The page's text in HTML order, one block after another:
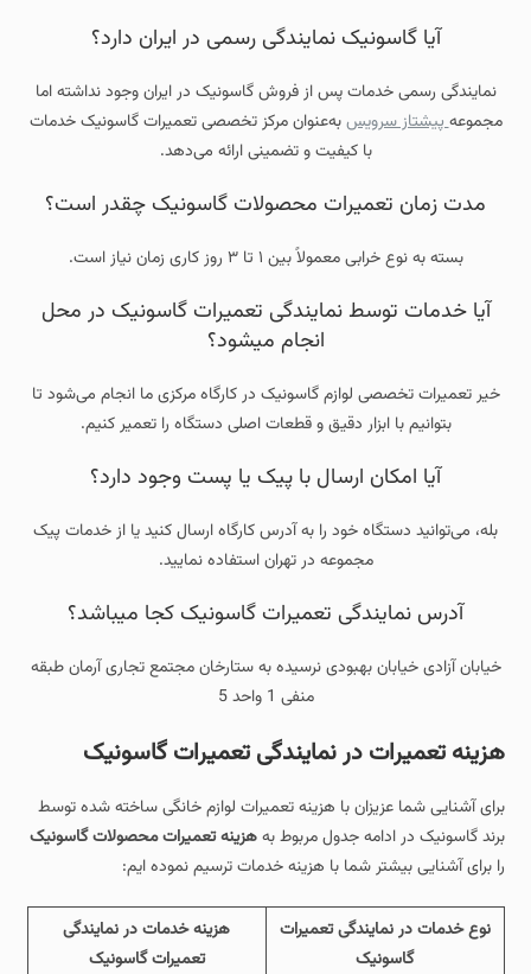
آیا گاسونیک نمایندگی رسمی در ایران دارد؟
نمایندگی رسمی خدمات پس از فروش گاسونیک در ایران وجود نداشته اما
مجموعهپیشتاز سرویسبه‌عنوان مرکز تخصصی تعمیرات گاسونیک خدمات
با کیفیت و تضمینی ارائه می‌دهد.
مدت‌ زمان تعمیرات محصولات گاسونیک چقدر است؟
بسته به نوع خرابی معمولاً بین ۱ تا ۳ روز کاری زمان نیاز است.
آیا خدمات توسط نمایندگی تعمیرات گاسونیک در محل
انجام میشود؟
خیر تعمیرات تخصصی لوازم گاسونیک در کارگاه مرکزی ما انجام می‌شود تا
بتوانیم با ابزار دقیق و قطعات اصلی دستگاه را تعمیر کنیم.
آیا امکان ارسال با پیک یا پست وجود دارد؟
بله، می‌توانید دستگاه خود را به آدرس کارگاه ارسال کنید یا از خدمات پیک
مجموعه در تهران استفاده نمایید.
آدرس نمایندگی تعمیرات گاسونیک کجا میباشد؟
خیابان آزادی خیابان بهبودی نرسیده به ستارخان مجتمع تجاری آرمان طبقه
منفی 1 واحد 5
هزینه تعمیرات در نمایندگی تعمیرات گاسونیک
برای آشنایی شما عزیزان با هزینه تعمیرات لوازم خانگی ساخته شده توسط
برند گاسونیک در ادامه جدول مربوط بههزینه تعمیرات محصولات گاسونیک
را برای آشنایی بیشتر شما با هزینه خدمات ترسیم نموده ایم:
نوع خدمات در نمایندگی تعمیرات
گاسونیک
هزینه خدمات در نمایندگی
تعمیرات گاسونیک